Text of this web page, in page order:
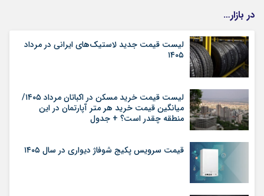
در بازار…
لیست قیمت جدید لاستیک‌های ایرانی در مرداد
۱۴۰۵
لیست قیمت خرید مسکن در اکباتان مرداد ۱۴۰۵/
میانگین قیمت خرید هر متر آپارتمان در این
منطقه چقدر است؟ + جدول
قیمت سرویس پکیج شوفاژ دیواری در سال ۱۴۰۵